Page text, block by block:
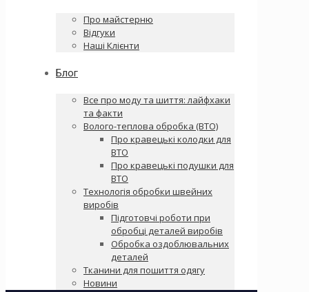
Про майстерню
Відгуки
Наші Клієнти
Блог
Все про моду та шиття: лайфхаки
та факти
Волого-теплова обробка (ВТО)
Про кравецькі колодки для
ВТО
Про кравецькі подушки для
ВТО
Технологія обробки швейних
виробів
Підготовчі роботи при
обробці деталей виробів
Обробка оздоблювальних
деталей
Тканини для пошиття одягу
Новини